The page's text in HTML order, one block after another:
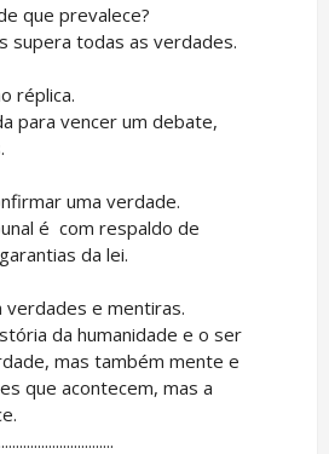
que prevalece?
supera todas as verdades.
réplica.
para vencer um debate,
uma verdade.
é com respaldo de
da lei.
verdades e mentiras.
da humanidade e o ser
mas também mente e
que acontecem, mas a